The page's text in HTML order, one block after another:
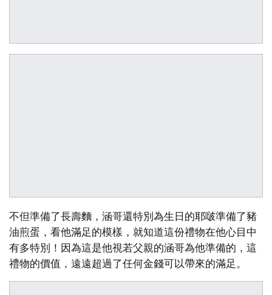
不但準備了長壽麵，涵哥還特別為生日的耶啵準備了豬
油煎蛋，看他滿足的模樣，就知道這份禮物在他心目中
有多特別！因為這是他視若父親的涵哥為他準備的，這
禮物的價值，遠遠超過了任何金錢可以帶來的滿足。